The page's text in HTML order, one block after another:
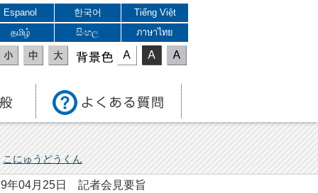
Espanol 한국어
Tiếng Việt
தமிழ் සිංහල ภาษาไทย
表示色
こにゅうどうくん
年04月25日 記者会見要旨